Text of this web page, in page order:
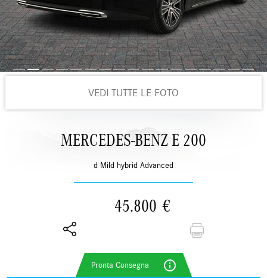
VEDI TUTTE LE FOTO
MERCEDES-BENZ E 200
d Mild hybrid Advanced
45.800 €
info_outline